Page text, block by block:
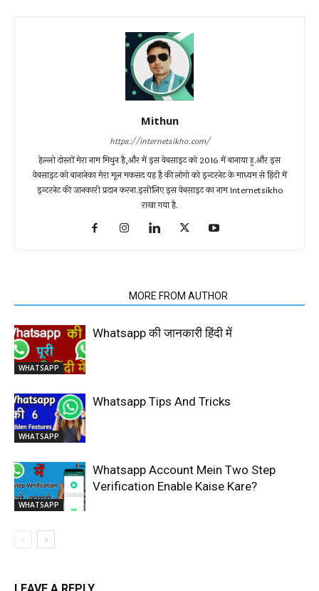
Mithun
https://internetsikho.com/
हेल्लो दोस्तों मेरा नाम मिथुन है,और में इस वेबसाइट को 2016 में बानाया हु.और इस
वेबसाइट को बानानेका मेरा मूल मकसद यह है की लोगो को इन्टरनेट के माध्यम से हिंदी में
इन्टरनेट की जानकारी प्रदान करना.इसीलिए इस वेबसाइट का नाम Internetsikho
राखा गया है.
MORE FROM AUTHOR
WHATSAPP
Whatsapp की जानकारी हिंदी में
WHATSAPP
Whatsapp Tips And Tricks
WHATSAPP
Whatsapp Account Mein Two Step
Verification Enable Kaise Kare?